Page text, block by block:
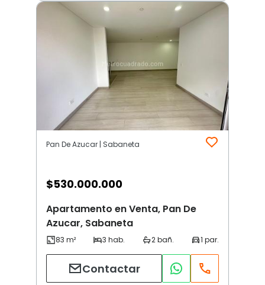
Pan De Azucar | Sabaneta
$530.000.000
Apartamento en Venta, Pan De
Azucar, Sabaneta
Contactar